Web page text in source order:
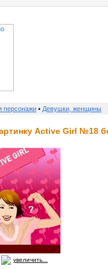
персонажи • Девушки, женщины
Active Girl №18
увеличить...